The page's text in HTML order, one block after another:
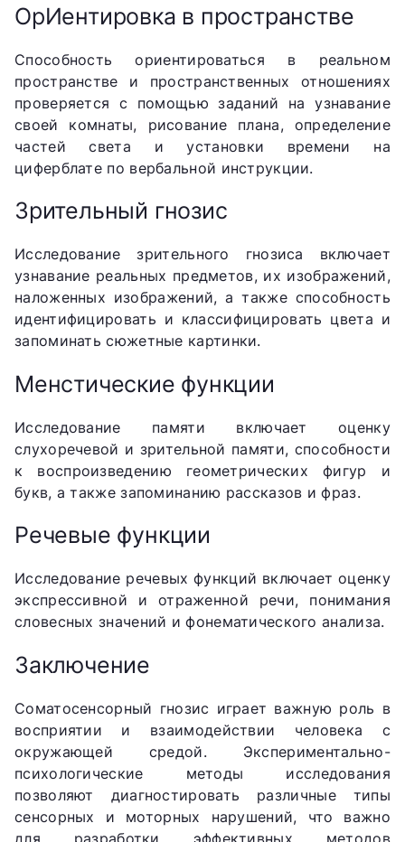
ОрИентировка в пространстве
Способность ориентироваться в реальном
пространстве и пространственных отношениях
проверяется с помощью заданий на узнавание
своей комнаты, рисование плана, определение
частей света и установки времени на
циферблате по вербальной инструкции.
Зрительный гнозис
Исследование зрительного гнозиса включает
узнавание реальных предметов, их изображений,
наложенных изображений, а также способность
идентифицировать и классифицировать цвета и
запоминать сюжетные картинки.
Менстические функции
Исследование памяти включает оценку
слухоречевой и зрительной памяти, способности
к воспроизведению геометрических фигур и
букв, а также запоминанию рассказов и фраз.
Речевые функции
Исследование речевых функций включает оценку
экспрессивной и отраженной речи, понимания
словесных значений и фонематического анализа.
Заключение
Соматосенсорный гнозис играет важную роль в
восприятии и взаимодействии человека с
окружающей средой. Экспериментально-
психологические методы исследования
позволяют диагностировать различные типы
сенсорных и моторных нарушений, что важно
для разработки эффективных методов